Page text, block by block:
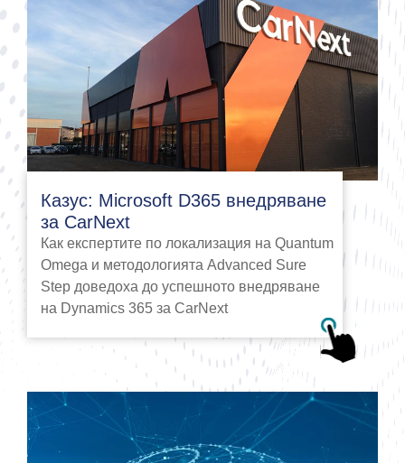
Казус: Microsoft D365 внедряване
за CarNext
Как експертите по локализация на Quantum
Omega и методологията Advanced Sure
Step доведоха до успешното внедряване
на Dynamics 365 за CarNext